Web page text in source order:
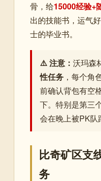
骨，给15000经验+
出的技能书，运气
士的毕业书。
⚠️ 注意： 沃玛森
性任务 ，每个角
前确认背包有空
下。特别是第三
会在晚上被PK队
比奇矿区支
务